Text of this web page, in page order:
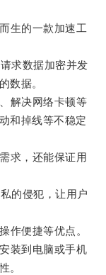
生的一款加速工
求数据加密并发
数据。
解决网络卡顿等
和掉线等不稳定
求，还能保证用
的侵犯，让用户
便捷等优点。
装到电脑或手机
。